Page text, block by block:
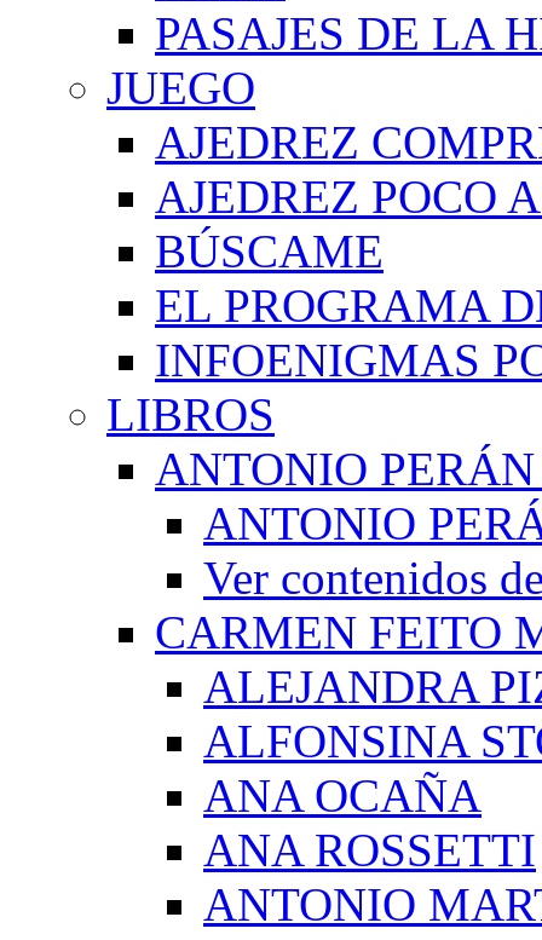
PASAJES DE LA
JUEGO
AJEDREZ
AJEDREZ POCO
BÚSCAME
EL PROGRAMA
INFOENIGMAS
LIBROS
ANTONIO
ANTONIO
Ver contenidos
CARMEN FEITO
ALEJANDRA
ALFONSINA
ANA OCAÑA
ANA ROSSETTI
ANTONIO